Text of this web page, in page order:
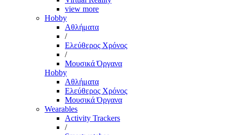
view more
Hobby
Αθλήματα
/
Ελεύθερος Χρόνος
/
Μουσικά Όργανα
Hobby
Αθλήματα
Ελεύθερος Χρόνος
Μουσικά Όργανα
Wearables
Activity Trackers
/